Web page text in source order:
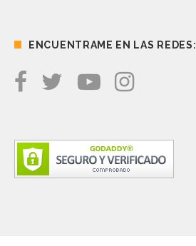
ENCUENTRAME EN LAS REDES: